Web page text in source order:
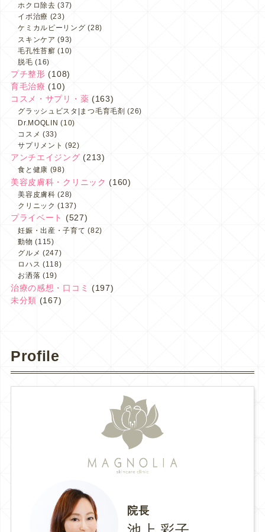
ホクロ除去 (37)
イボ治療 (23)
ケミカルピーリング (28)
スキンケア (93)
毛孔性苔癬 (10)
脱毛 (16)
プチ整形 (108)
育毛治療 (10)
コスメ・サプリ・薬 (163)
グラッシュビスタ|まつ毛育毛剤 (26)
Dr.MOQLIN (10)
コスメ (33)
サプリメント (92)
アンチエイジング (213)
食と健康 (98)
美容皮膚科・クリニック (160)
美容皮膚科 (28)
クリニック (137)
プライベート (527)
妊娠・出産・子育て (82)
動物 (115)
グルメ (247)
ロハス (118)
お洒落 (19)
治療の感想・口コミ
(197)
未分類 (167)
Profile
院長